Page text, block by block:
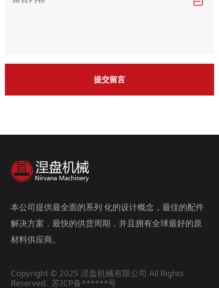
提交留言
本公司提供最全面的系列 化的设计概念，最佳的配件
解决方案，最快的供货周期，并且拥有全球最好的原
材料供应商。
Copyright © 2025 涅盘机械有限公司 All Rights
Reserved. 苏ICP备******号